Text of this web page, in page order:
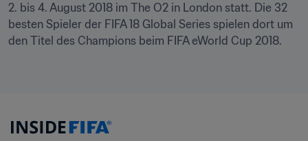
2. bis 4. August 2018 im The O2 in London statt. Die 32
besten Spieler der FIFA 18 Global Series spielen dort um
den Titel des Champions beim FIFA eWorld Cup 2018.